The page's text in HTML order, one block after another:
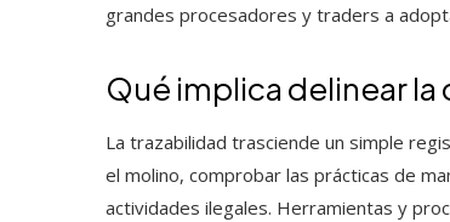
grandes procesadores y traders a
Qué implica delinear
La trazabilidad trasciende un simple
el molino, comprobar las prácticas de
actividades ilegales. Herramientas y